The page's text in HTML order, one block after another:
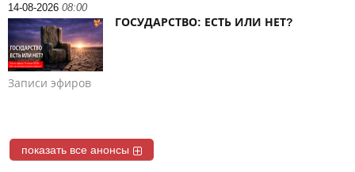
14-08-2026 08:00
ГОСУДАРСТВО: ЕСТЬ ИЛИ НЕТ?
Записи эфиров
показать все анонсы